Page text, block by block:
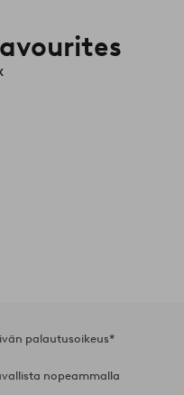
palautusoikeus*
nopeammalla